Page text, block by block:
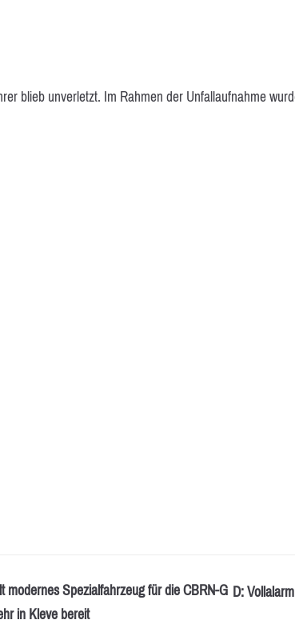
blieb unverletzt. Im Rahmen der Unfallaufnahme
modernes Spezialfahrzeug für die CBRN-G
in Kleve bereit
D: